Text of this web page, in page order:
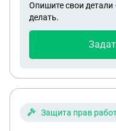
Опишите свои
делать.
Защита прав